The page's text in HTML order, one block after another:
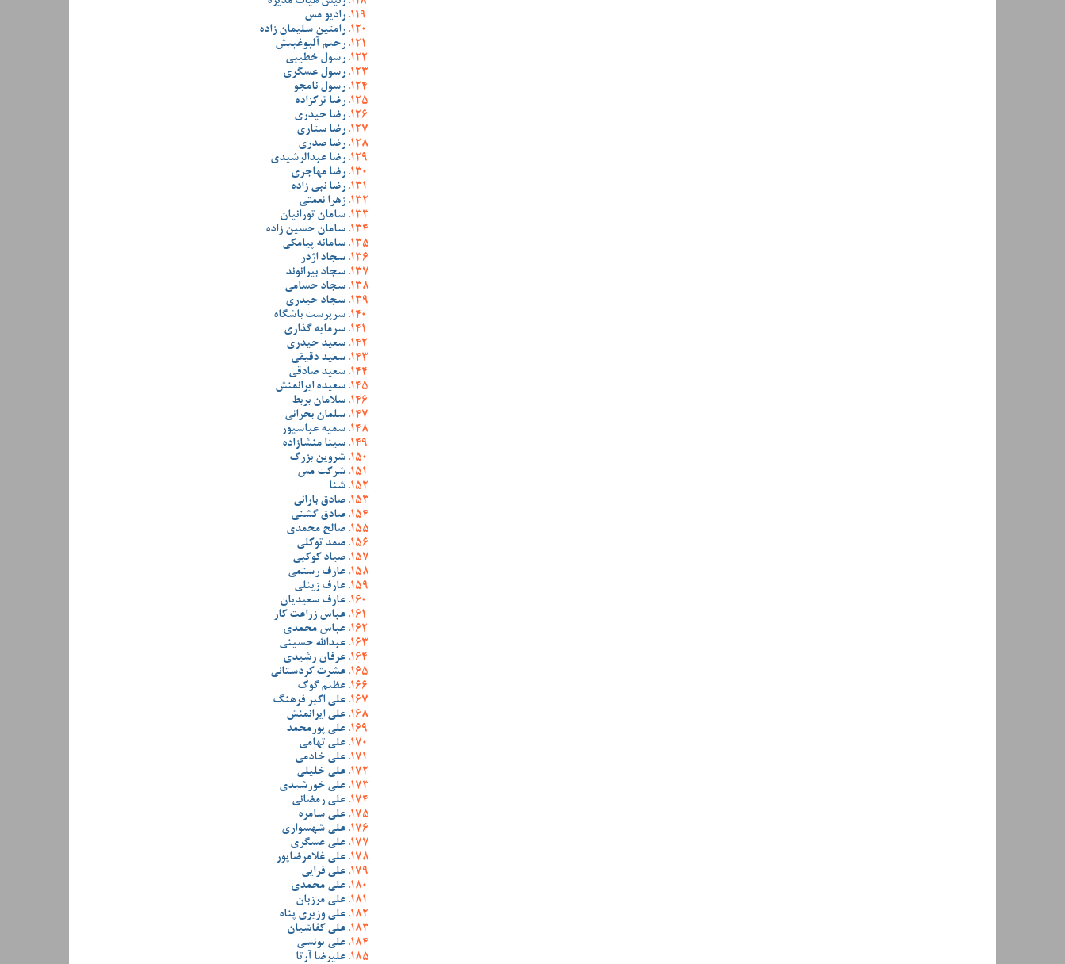
رادیو مس
رامتین سلیمان زاده
رحیم آلبوغبیش
رسول خطیبی
رسول عسگری
رسول نامجو
رضا ترکزاده
رضا حیدری
رضا ستاری
رضا صدری
رضا عبدالرشیدی
رضا مهاجری
رضا نبی زاده
زهرا نعمتی
سامان تورانیان
سامان حسین زاده
سامانه پیامکی
سجاد اژدر
سجاد بیرانوند
سجاد حسامی
سجاد حیدری
سرپرست باشگاه
سرمایه گذاری
سعید حیدری
سعید دقیقی
سعید صادقی
سعیده ایرانمنش
سلامان بربط
سلمان بحرانی
سمیه عباسپور
سینا منشازاده
شروین بزرگ
شرکت مس
شنا
صادق بارانی
صادق گشنی
صالح محمدی
صمد توکلی
صیاد کوکبی
عارف رستمی
عارف زینلی
عارف سعیدیان
عباس زراعت کار
عباس محمدی
عبدالله حسینی
عرفان رشیدی
عشرت کردستانی
عظیم گوک
علی اکبر فرهنگ
علی ایرانمنش
علی پورمحمد
علی تهامی
علی خادمی
علی خلیلی
علی خورشیدی
علی رمضانی
علی سامره
علی شهسواری
علی عسگری
علی غلامرضاپور
علی قرایی
علی محمدی
علی مرزبان
علی وزیری پناه
علی کفاشیان
علی یونسی
علیرضا آرتا